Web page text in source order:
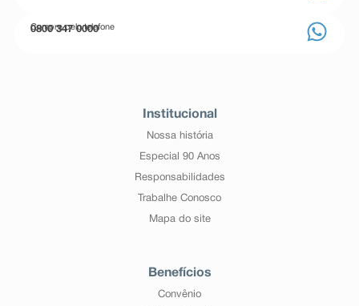
Compre pelo telefone
0800 347 0000
Institucional
Nossa história
Especial 90 Anos
Responsabilidades
Trabalhe Conosco
Mapa do site
Benefícios
Convênio